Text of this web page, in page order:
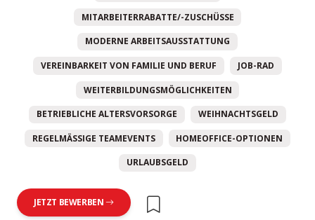
MITARBEITERRABATTE/-ZUSCHÜSSE
MODERNE ARBEITSAUSSTATTUNG
VEREINBARKEIT VON FAMILIE UND BERUF JOB-RAD
WEITERBILDUNGSMÖGLICHKEITEN
BETRIEBLICHE ALTERSVORSORGE WEIHNACHTSGELD
REGELMÄSSIGE TEAMEVENTS HOMEOFFICE-OPTIONEN
URLAUBSGELD
JETZT BEWERBEN